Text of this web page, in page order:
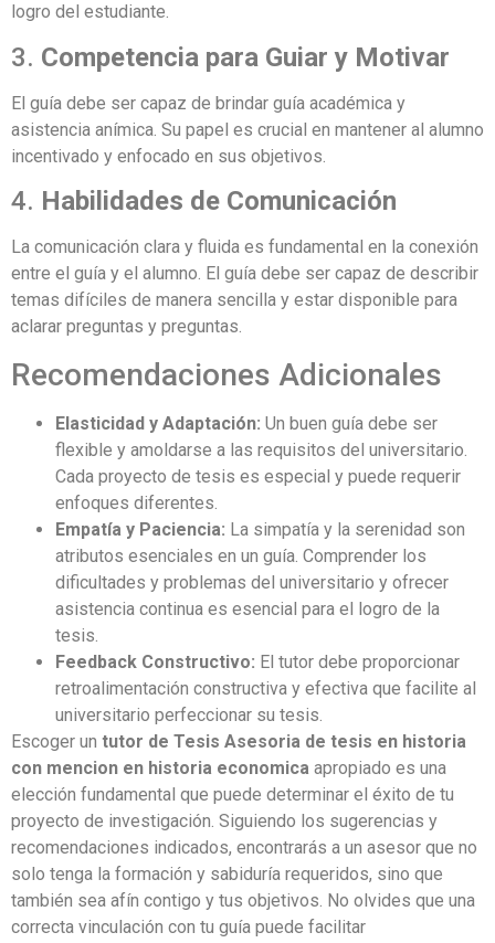
logro del estudiante.
3. Competencia para Guiar y Motivar
El guía debe ser capaz de brindar guía académica y
asistencia anímica. Su papel es crucial en mantener al alumno
incentivado y enfocado en sus objetivos.
4. Habilidades de Comunicación
La comunicación clara y fluida es fundamental en la conexión
entre el guía y el alumno. El guía debe ser capaz de describir
temas difíciles de manera sencilla y estar disponible para
aclarar preguntas y preguntas.
Recomendaciones Adicionales
Elasticidad y Adaptación: Un buen guía debe ser
flexible y amoldarse a las requisitos del universitario.
Cada proyecto de tesis es especial y puede requerir
enfoques diferentes.
Empatía y Paciencia: La simpatía y la serenidad son
atributos esenciales en un guía. Comprender los
dificultades y problemas del universitario y ofrecer
asistencia continua es esencial para el logro de la
tesis.
Feedback Constructivo: El tutor debe proporcionar
retroalimentación constructiva y efectiva que facilite al
universitario perfeccionar su tesis.
Escoger un tutor de Tesis Asesoria de tesis en historia
con mencion en historia economica apropiado es una
elección fundamental que puede determinar el éxito de tu
proyecto de investigación. Siguiendo los sugerencias y
recomendaciones indicados, encontrarás a un asesor que no
solo tenga la formación y sabiduría requeridos, sino que
también sea afín contigo y tus objetivos. No olvides que una
correcta vinculación con tu guía puede facilitar